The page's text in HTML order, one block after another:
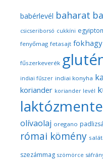
babérlevél baharat
csicseriborsó cukkíni
fenyőmag fetasajt
fűszerkeverék
indiai fűszer indiai konyha
koriander koriander levél
olívaolaj oregano
római kömény
szezámmag szömörce